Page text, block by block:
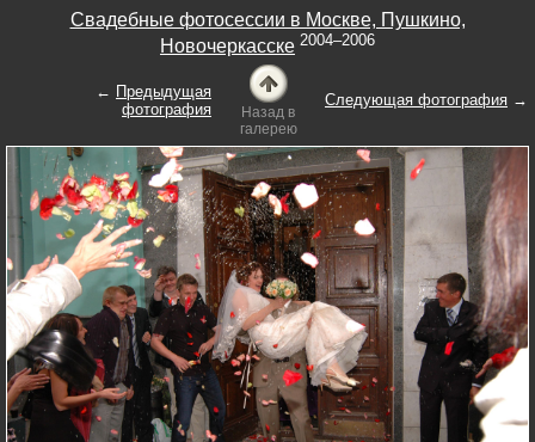
Свадебные фотосессии в Москве, Пушкино,
Новочеркасске 2004–2006
← Предыдущая
фотография
Назад в
галерею
Следующая фотография →